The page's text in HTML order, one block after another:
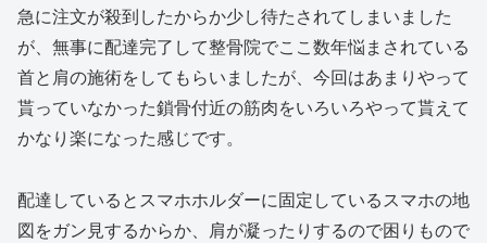
急に注文が殺到したからか少し待たされてしまいました
が、無事に配達完了して整骨院でここ数年悩まされている
首と肩の施術をしてもらいましたが、今回はあまりやって
貰っていなかった鎖骨付近の筋肉をいろいろやって貰えて
かなり楽になった感じです。
配達しているとスマホホルダーに固定しているスマホの地
図をガン見するからか、肩が凝ったりするので困りもので